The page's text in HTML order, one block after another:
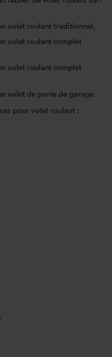
volet roulant traditionnel,
volet roulant complet
volet roulant complet
volet de porte de garage.
pour volet roulant :